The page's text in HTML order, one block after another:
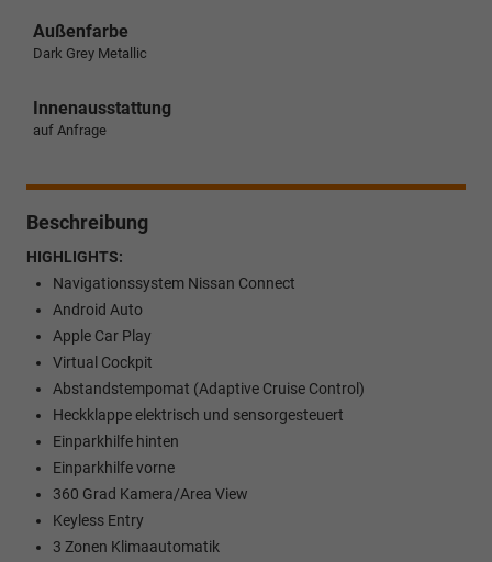
Außenfarbe
Dark Grey Metallic
Innenausstattung
auf Anfrage
Beschreibung
HIGHLIGHTS:
Navigationssystem Nissan Connect
Android Auto
Apple Car Play
Virtual Cockpit
Abstandstempomat (Adaptive Cruise Control)
Heckklappe elektrisch und sensorgesteuert
Einparkhilfe hinten
Einparkhilfe vorne
360 Grad Kamera/Area View
Keyless Entry
3 Zonen Klimaautomatik